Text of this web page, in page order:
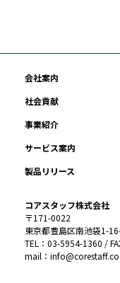
会社案内
社会貢献
事業紹介
サービス案内
製品リリース
コアスタッフ株式会社
〒171-0022
東京都豊島区南池袋1-
TEL：03-5954-1360 /
mail：